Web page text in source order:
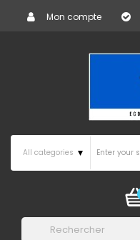
Mon compte